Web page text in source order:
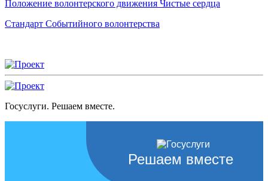
Положение волонтерского движения Чистые сердца
Стандарт Событийного волонтерства
Госуслуги. Решаем вместе.
Решаем вместе